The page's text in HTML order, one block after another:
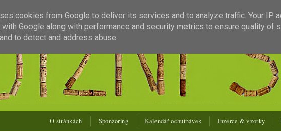
O stránkách Sponzoring Kalendář ochutnávek Inzerce & vzorky
cookies from Google to deliver its services and to analyze traffic. Your IP
with Google along with performance and security metrics to ensure quality of
to detect and address abuse.